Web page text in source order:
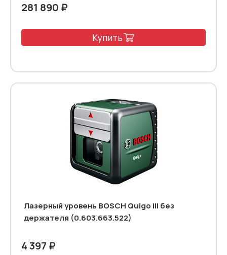
281 890 ₽
Купить
Лазерный уровень BOSCH Quigo III без
держателя (0.603.663.522)
4 397 ₽